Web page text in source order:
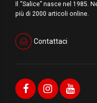
Il “Salice” nasce nel 1985.
più di 2000 articoli online.
Contattaci